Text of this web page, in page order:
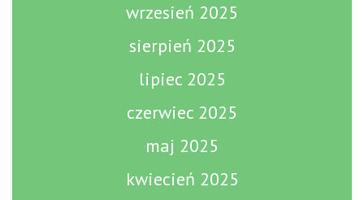
wrzesień 2025
sierpień 2025
lipiec 2025
czerwiec 2025
maj 2025
kwiecień 2025